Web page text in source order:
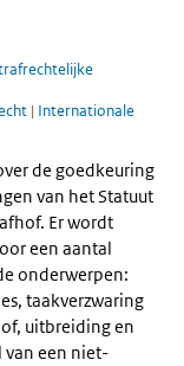
| Internationale
de goedkeuring
van het Statuut
Er wordt
een aantal
onderwerpen:
taakverzwaring
uitbreiding en
een niet-